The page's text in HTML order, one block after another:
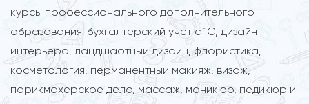
курсы профессионального дополнительного
образования: бухгалтерский учет с 1С, дизайн
интерьера, ландшафтный дизайн, флористика,
косметология, перманентный макияж, визаж,
парикмахерское дело, массаж, маникюр, педикюр и